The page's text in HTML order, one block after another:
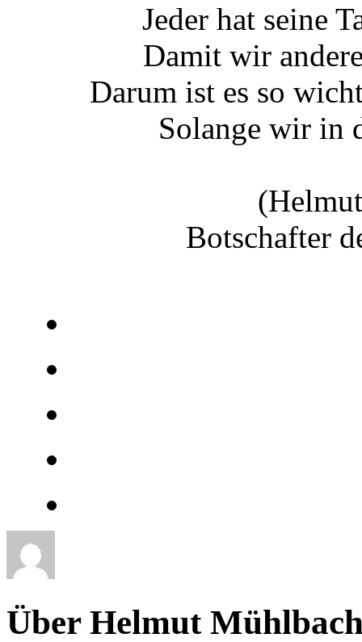
Jeder hat seine
Damit wir
Darum ist es so
Solange wir in
Botschafter
Über Helmut